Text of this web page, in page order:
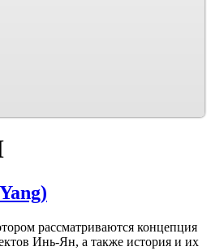
Yang)
рассматриваются концепция
Инь-Ян, а также история и их